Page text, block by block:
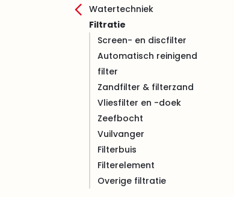
Watertechniek
Filtratie
Screen- en discfilter
Automatisch reinigend
filter
Zandfilter & filterzand
Vliesfilter en -doek
Zeefbocht
Vuilvanger
Filterbuis
Filterelement
Overige filtratie